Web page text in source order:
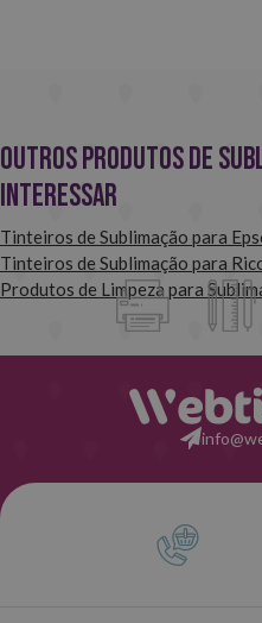
Outros produtos de
interessar
Tinteiros de Sublimação para
Tinteiros de Sublimação para
Produtos de Limpeza para